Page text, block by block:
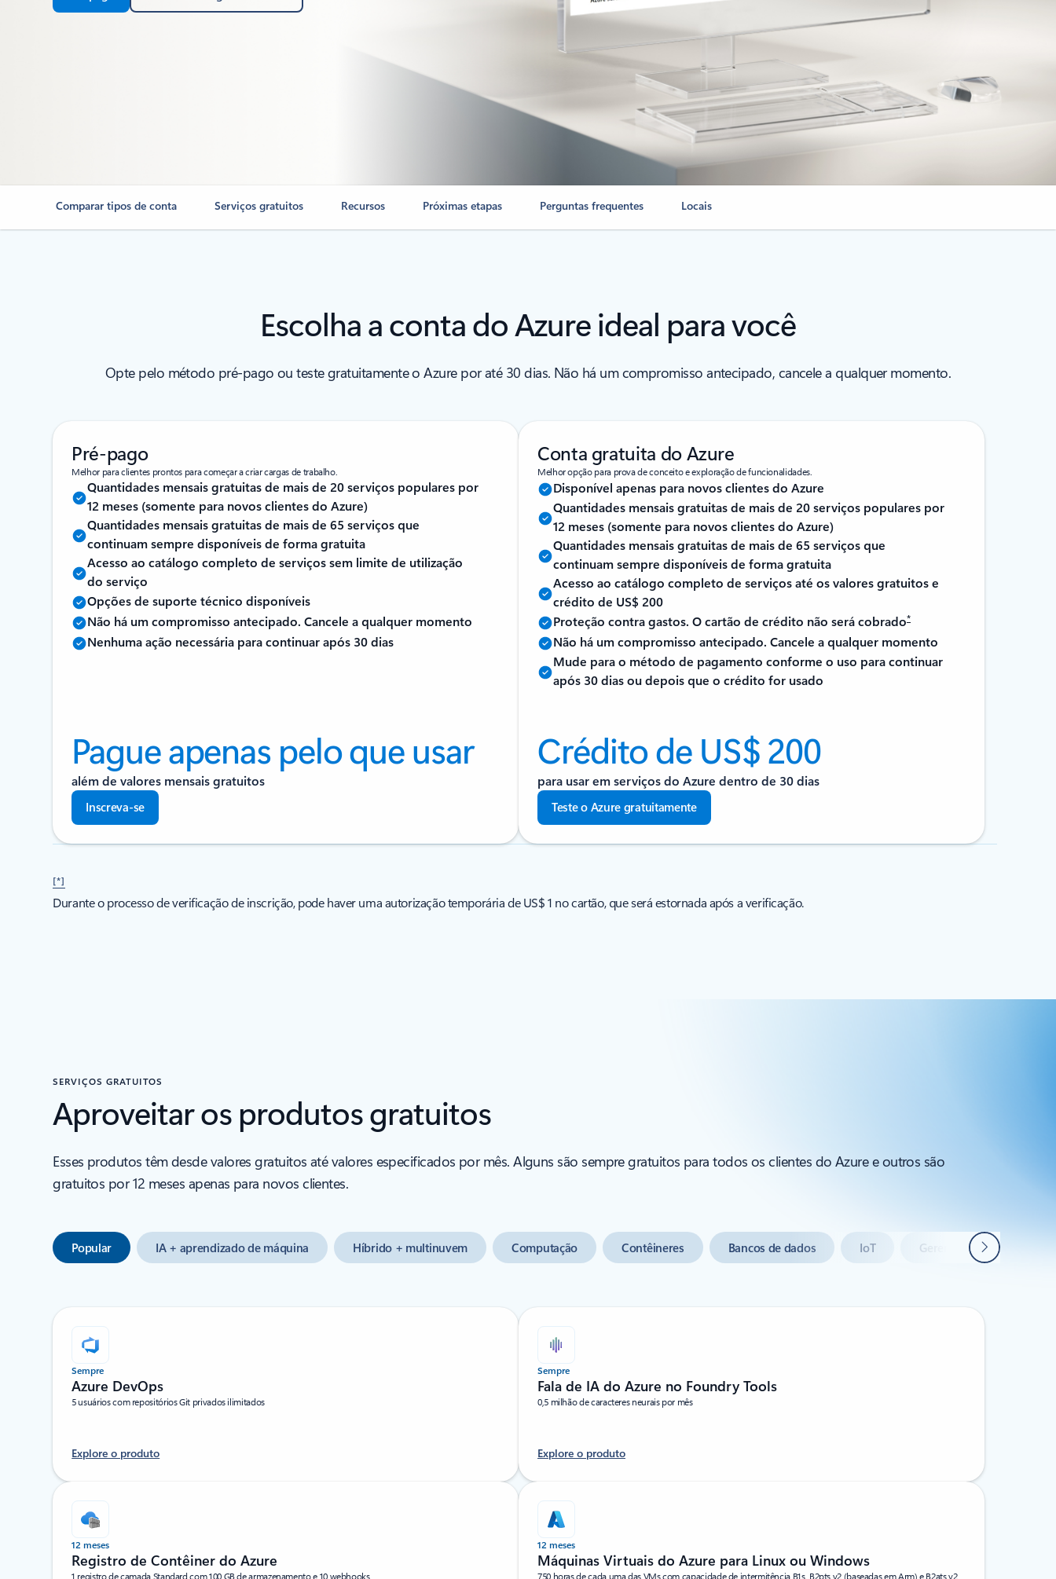
Comparar tipos de conta Serviços gratuitos Recursos Próximas etapas Perguntas frequentes Locais
Escolha a conta do Azure ideal para você
Opte pelo método pré-pago ou teste gratuitamente o Azure por até 30 dias. Não há um compromisso antecipado, cancele a qualquer momento.
Pré-pago
Melhor para clientes prontos para começar a criar cargas de trabalho.
Quantidades mensais gratuitas de mais de 20 serviços populares por
12 meses (somente para novos clientes do Azure)
Quantidades mensais gratuitas de mais de 65 serviços que
continuam sempre disponíveis de forma gratuita
Acesso ao catálogo completo de serviços sem limite de utilização
do serviço
Opções de suporte técnico disponíveis
Não há um compromisso antecipado. Cancele a qualquer momento
Nenhuma ação necessária para continuar após 30 dias
Pague apenas pelo que usar
além de valores mensais gratuitos
Inscreva-se
Conta gratuita do Azure
Melhor opção para prova de conceito e exploração de funcionalidades.
Disponível apenas para novos clientes do Azure
Quantidades mensais gratuitas de mais de 20 serviços populares por
12 meses (somente para novos clientes do Azure)
Quantidades mensais gratuitas de mais de 65 serviços que
continuam sempre disponíveis de forma gratuita
Acesso ao catálogo completo de serviços até os valores gratuitos e
crédito de US$ 200
Proteção contra gastos. O cartão de crédito não será cobrado*
Não há um compromisso antecipado. Cancele a qualquer momento
Mude para o método de pagamento conforme o uso para continuar
após 30 dias ou depois que o crédito for usado
Crédito de US$ 200
para usar em serviços do Azure dentro de 30 dias
Teste o Azure gratuitamente
[*]
Durante o processo de verificação de inscrição, pode haver uma autorização temporária de US$ 1 no cartão, que será estornada após a verificação.
SERVIÇOS GRATUITOS
Aproveitar os produtos gratuitos
Esses produtos têm desde valores gratuitos até valores especificados por mês. Alguns são sempre gratuitos para todos os clientes do Azure e outros são
gratuitos por 12 meses apenas para novos clientes.
Popular IA + aprendizado de máquina Híbrido + multinuvem Computação Contêineres Bancos de dados IoT Gerenciamento e
Seguinte
Sempre
Azure DevOps
5 usuários com repositórios Git privados ilimitados
Explore o produto
Sempre
Fala de IA do Azure no Foundry Tools
0,5 milhão de caracteres neurais por mês
Explore o produto
12 meses
Registro de Contêiner do Azure
1 registro de camada Standard com 100 GB de armazenamento e 10 webhooks
12 meses
Máquinas Virtuais do Azure para Linux ou Windows
750 horas de cada uma das VMs com capacidade de intermitência B1s, B2pts v2 (baseadas em Arm) e B2ats v2